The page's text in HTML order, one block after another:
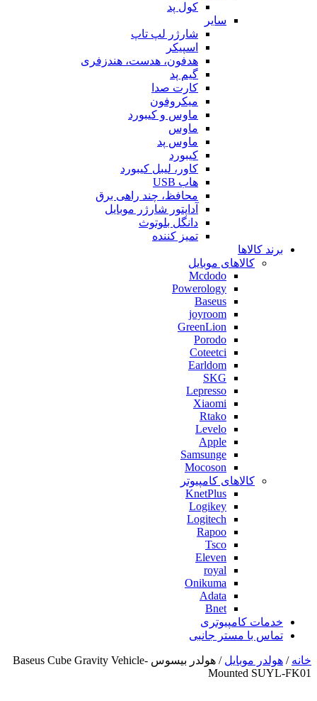
کول پد
سایر
شارژر لپ تاپ
اسپیکر
هدفون، هدست، هندزفری
گیم پد
کارت صدا
میکروفون
ماوس و کیبورد
ماوس
ماوس پد
کیبورد
کاور، لیبل کیبورد
هاب USB
محافظ، چند راهی برق
آداپتور شارژر موبایل
دانگل بلوتوث
تمیز کننده
برند کالاها
کالاهای موبایل
Mcdodo
Powerology
Baseus
joyroom
GreenLion
Porodo
Coteetci
Earldom
SKG
Lepresso
Xiaomi
Rtako
Levelo
Apple
Samsunge
Mocoson
کالاهای کامپیوتر
KnetPlus
Logikey
Logitech
Rapoo
Tsco
Eleven
royal
Onikuma
Adata
Bnet
خدمات کامپیوتری
تماس با مستر جانبی
خانه / هولدر موبایل
/ هولدر بیسوس Baseus Cube Gravity Vehicle-
Mounted SUYL-FK01